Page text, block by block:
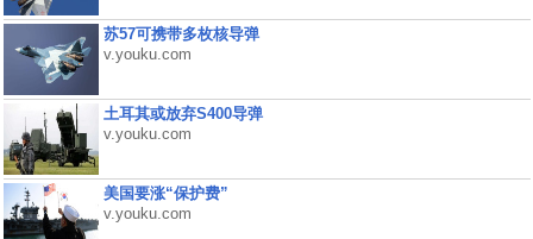
苏57可携带多枚核导弹
v.youku.com
土耳其或放弃S400导弹
v.youku.com
美国要涨“保护费”
v.youku.com